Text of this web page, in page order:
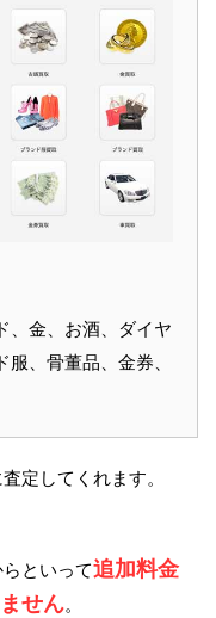
、金、お酒、ダイヤ
、骨董品、金券、
定してくれます。
といって追加料金
せん。